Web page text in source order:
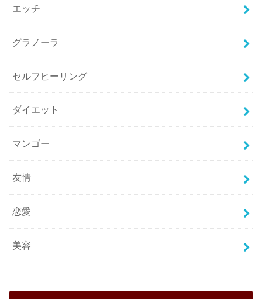
エッチ
グラノーラ
セルフヒーリング
ダイエット
マンゴー
友情
恋愛
美容